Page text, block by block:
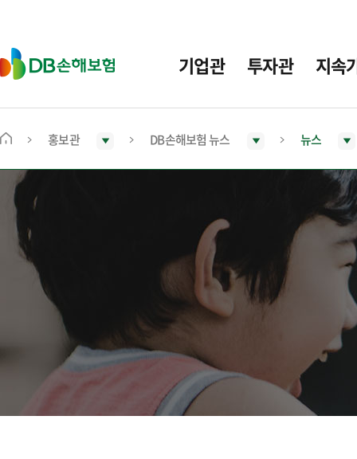
D
B
보
기업관 투자관 지속
메
홍보관 DB손해보험 뉴스 뉴스